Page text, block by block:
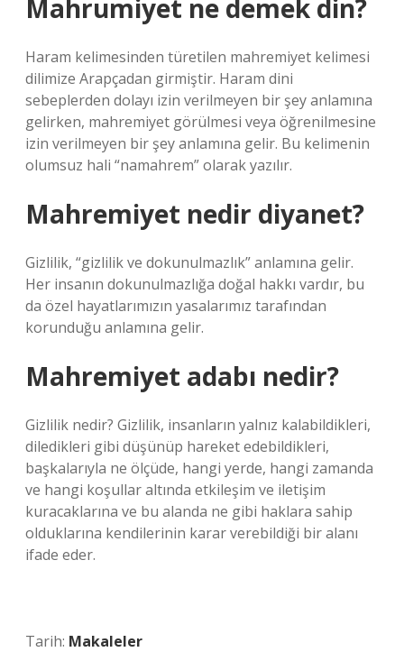
Mahrumiyet ne demek din?
Haram kelimesinden türetilen mahremiyet kelimesi
dilimize Arapçadan girmiştir. Haram dini
sebeplerden dolayı izin verilmeyen bir şey anlamına
gelirken, mahremiyet görülmesi veya öğrenilmesine
izin verilmeyen bir şey anlamına gelir. Bu kelimenin
olumsuz hali “namahrem” olarak yazılır.
Mahremiyet nedir diyanet?
Gizlilik, “gizlilik ve dokunulmazlık” anlamına gelir.
Her insanın dokunulmazlığa doğal hakkı vardır, bu
da özel hayatlarımızın yasalarımız tarafından
korunduğu anlamına gelir.
Mahremiyet adabı nedir?
Gizlilik nedir? Gizlilik, insanların yalnız kalabildikleri,
diledikleri gibi düşünüp hareket edebildikleri,
başkalarıyla ne ölçüde, hangi yerde, hangi zamanda
ve hangi koşullar altında etkileşim ve iletişim
kuracaklarına ve bu alanda ne gibi haklara sahip
olduklarına kendilerinin karar verebildiği bir alanı
ifade eder.
Tarih: Makaleler